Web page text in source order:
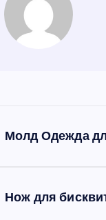
НМолд Одежда
Нож для